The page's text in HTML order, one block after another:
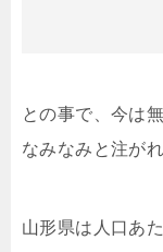
との事で、今は
なみなみと注が
山形県は人口あ